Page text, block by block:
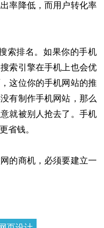
率降低，而用户转化率
排名。如果你的手机
索引擎在手机上也会优
这位你的手机网站的推
有制作手机网站，那么
就被别人抢去了。手机
省钱。
商机，必须要建立一